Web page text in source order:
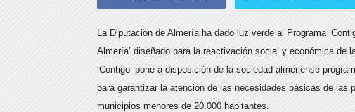
La Diputación de Almería ha dado luz verde al Programa
Almería’ diseñado para la reactivación social y económica de
‘Contigo’ pone a disposición de la sociedad almeriense
para garantizar la atención de las necesidades básicas de
municipios menores de 20.000 habitantes.